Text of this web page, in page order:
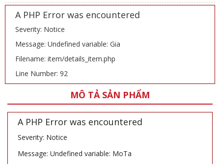
A PHP Error was encountered
Severity: Notice
Message: Undefined variable: Gia
Filename: item/details_item.php
Line Number: 92
MÔ TẢ SẢN PHẨM
A PHP Error was encountered
Severity: Notice
Message: Undefined variable: MoTa